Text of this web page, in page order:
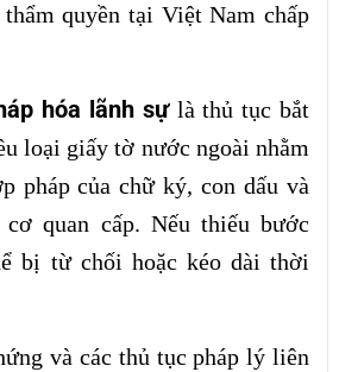
quyền tại Việt Nam chấp
hóa lãnh sựlà thủ tục bắt
loại giấy tờ nước ngoài nhằm
pháp của chữ ký, con dấu và
cơ quan cấp. Nếu thiếu bước
bị từ chối hoặc kéo dài thời
và các thủ tục pháp lý liên